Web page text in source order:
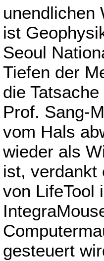
unendlichen
ist
Seoul
Tiefen der
die
Prof. Sang-
vom Hals
wieder als
ist, verdankt
von LifeTool
gesteuert